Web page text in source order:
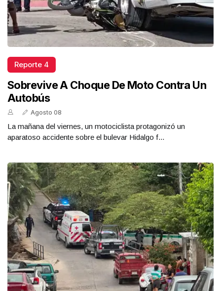
Reporte 4
Sobrevive A Choque De Moto Contra Un
Autobús
Agosto 08
La mañana del viernes, un motociclista protagonizó un
aparatoso accidente sobre el bulevar Hidalgo f...